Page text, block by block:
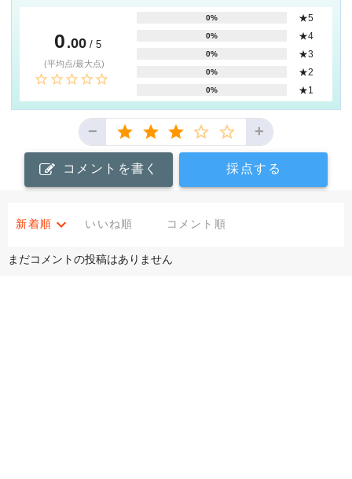
0 .00/ 5
(平均点/最大点)
0% ★5
0% ★4
0% ★3
0% ★2
0% ★1
− +
コメントを書く 採点する
新着順 いいね順 コメント順
まだコメントの投稿はありません